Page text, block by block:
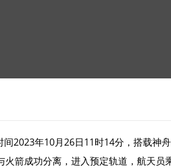
2023年10月26日11时14分，搭载神
箭成功分离，进入预定轨道，航天员